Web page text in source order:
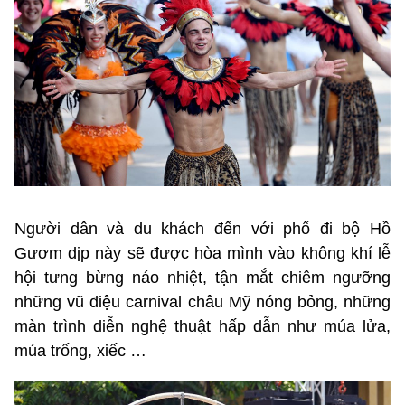
Người dân và du khách đến với phố đi bộ Hồ
Gươm dịp này sẽ được hòa mình vào không khí lễ
hội tưng bừng náo nhiệt, tận mắt chiêm ngưỡng
những vũ điệu carnival châu Mỹ nóng bỏng, những
màn trình diễn nghệ thuật hấp dẫn như múa lửa,
múa trống, xiếc …